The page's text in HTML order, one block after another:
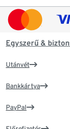
Egyszerű &
Utánvét
Bankkártya
PayPal